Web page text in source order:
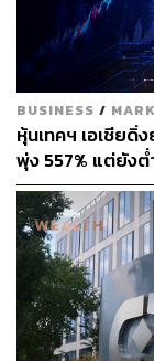
บทความที่เกี่ยวข้
“นี่เป็นราค
ล่าวหลัง
0%
ADVANC
JAS
กางแผน ‘โ
สาขาเพิ่มเ
O ในปี 2567
BUSINESS /
หุ้นเทคฯ เอเชียดิ่
พุ่ง 557% แต่ยังต่
‘ฟองสบู่’ AI